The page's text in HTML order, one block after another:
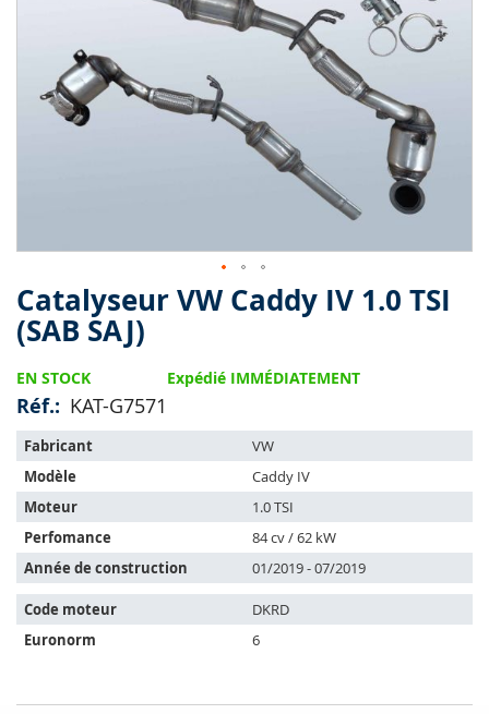
Catalyseur VW Caddy IV 1.0 TSI
(SAB SAJ)
EN STOCK
Réf. KAT-G7571
Expédié IMMÉDIATEMENT
L'article
s'adapte
sur
les
véhicules
suivants:
Fabricant
VW
Modèle
Caddy IV
Moteur
1.0 TSI
Perfomance
84 cv / 62 kW
Année de construction
01/2019 - 07/2019
Code moteur
DKRD
Euronorm
6
images
gallery
Skip
to
the
of
the
gallery